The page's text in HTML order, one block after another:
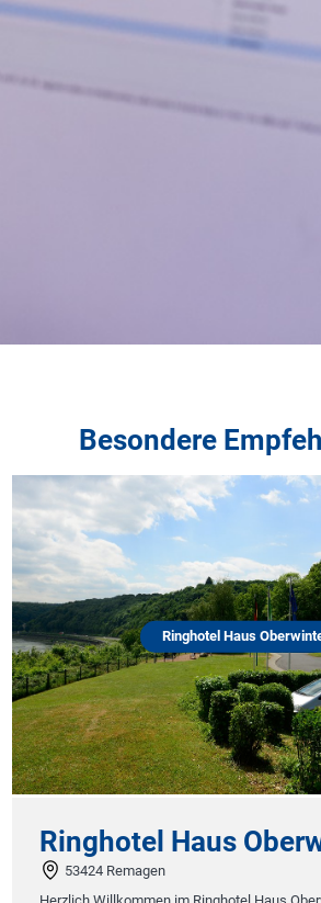
Besondere
Ringhotel Haus
Ringhotel Haus
53424 Remagen